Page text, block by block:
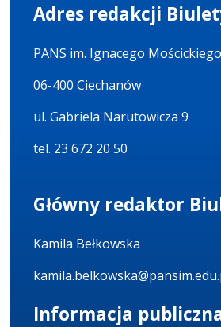
Adres redakcji
PANS im. Ignacego
06-400 Ciechanów
ul. Gabriela Narutowicza 9
tel. 23 672 20 50
Główny redaktor
Kamila Bełkowska
Informacja